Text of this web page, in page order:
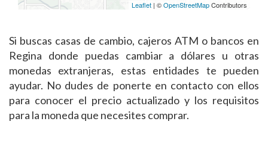
Leaflet | ©OpenStreetMapContributors
Si buscas casas de cambio, cajeros ATM o bancos en
Regina donde puedas cambiar a dólares u otras
monedas extranjeras, estas entidades te pueden
ayudar. No dudes de ponerte en contacto con ellos
para conocer el precio actualizado y los requisitos
para la moneda que necesites comprar.